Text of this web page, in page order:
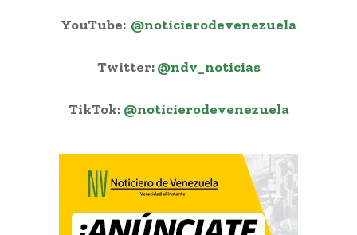
YouTube: @noticierodevenezuela
Twitter:@ndv_noticias
TikTok: @noticierodevenezuela